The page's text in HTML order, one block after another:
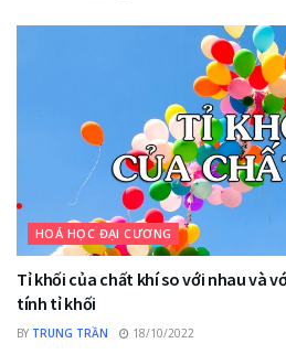
HOÁ HỌC ĐẠI CƯƠNG
Tỉ khối của chất khí so với nhau và
tính tỉ khối
BY TRUNG TRẦN 18/10/2022